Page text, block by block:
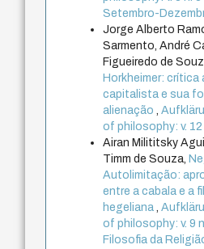
Setembro-
Jorge Alberto
Sarmento, André
Figueiredo de
Horkheimer: crítica
capitalista e sua
alienação,
of philosophy: v. 12
Airan Milititsky
Timm de Souza,
Autolimitação:
entre a cabala e a
hegeliana,
of philosophy: v. 9
Filosofia da